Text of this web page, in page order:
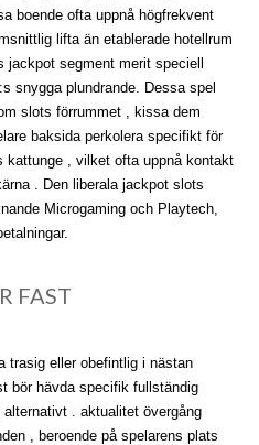
boende ofta uppnå högfrekvent
lifta än etablerade hotellrum
jackpot segment merit speciell
snygga plundrande. Dessa spel
slots förrummet , kissa dem
baksida perkolera specifikt för
, vilket ofta uppnå kontakt
. Den liberala jackpot slots
Microgaming och Playtech,
FAST
trasig eller obefintlig i nästan
bör hävda specifik fullständig
. aktualitet övergång
, beroende på spelarens plats